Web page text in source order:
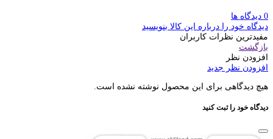
0 دیدگاه ها
دیدگاه خود را درباره این کالا بنویسید
مفیدترین نظرات کاربران
بازگشت
افزودن نظر
افزودن نظر جدید
هیچ دیدگاهی برای این محصول نوشته نشده است.
دیدگاه خود را ثبت کنید